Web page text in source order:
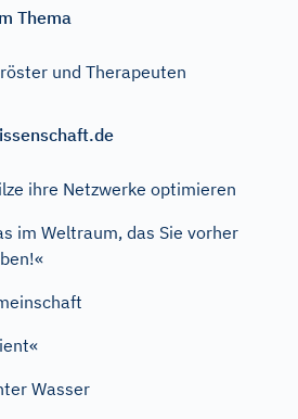
Thema
und Therapeuten
ihre Netzwerke optimieren
im Weltraum, das Sie vorher
Wasser